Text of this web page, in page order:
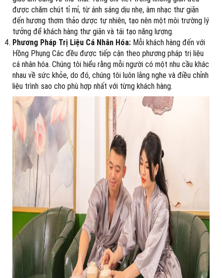
được chăm chút tỉ mỉ, từ ánh sáng dịu nhẹ, âm nhạc thư giãn
đến hương thơm thảo dược tự nhiên, tạo nên một môi trường lý
tưởng để khách hàng thư giãn và tái tạo năng lượng.
Phương Pháp Trị Liệu Cá Nhân Hóa: Mỗi khách hàng đến với
Hồng Phụng Các đều được tiếp cận theo phương pháp trị liệu
cá nhân hóa. Chúng tôi hiểu rằng mỗi người có một nhu cầu khác
nhau về sức khỏe, do đó, chúng tôi luôn lắng nghe và điều chỉnh
liệu trình sao cho phù hợp nhất với từng khách hàng.